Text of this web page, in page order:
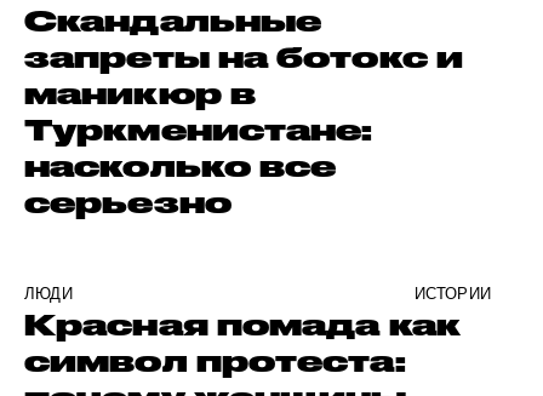
Скандальные
запреты на ботокс и
маникюр в
Туркменистане:
насколько все
серьезно
ЛЮДИ ИСТОРИИ
Красная помада как
символ протеста: